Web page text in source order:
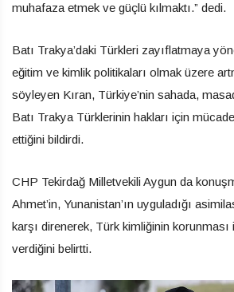
muhafaza etmek ve güçlü kılmaktı.” dedi.
Batı Trakya’daki Türkleri zayıflatmaya
eğitim ve kimlik politikaları olmak üzere
söyleyen Kıran, Türkiye’nin sahada,
Batı Trakya Türklerinin hakları için
ettiğini bildirdi.
CHP Tekirdağ Milletvekili Aygun da
Ahmet’in, Yunanistan’ın uyguladığı
karşı direnerek, Türk kimliğinin
verdiğini belirtti.